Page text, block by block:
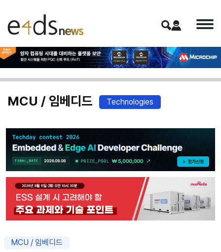
MCU / 임베디드 Technologies
MCU / 임베디드